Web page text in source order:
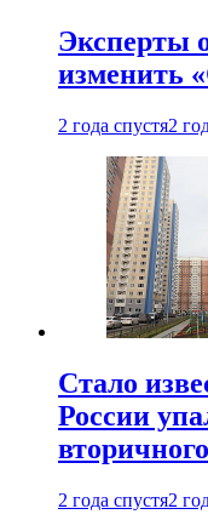
Эксперты
изменить
2 года спустя2
Стало
России
2 года спустя2